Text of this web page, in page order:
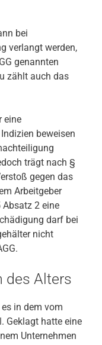
bei
verlangt werden,
genannten
zählt auch das
eine
beweisen
trägt nach §
gegen das
Arbeitgeber
Absatz 2 eine
darf bei
nicht
des Alters
in dem vom
Geklagt hatte eine
Unternehmen